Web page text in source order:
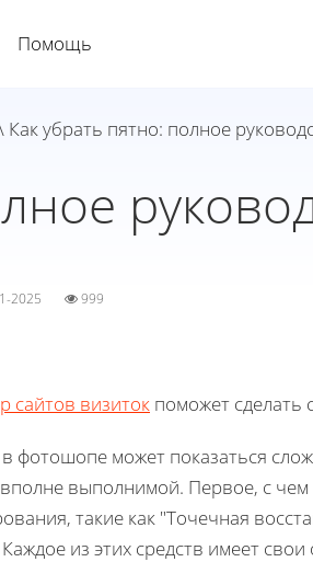
Помощь
Как убрать пятно: полное
2025 999
сайтов визиток поможет сделать
фотошопе может показаться
выполнимой. Первое, с
такие как "Точечная
из этих средств имеет